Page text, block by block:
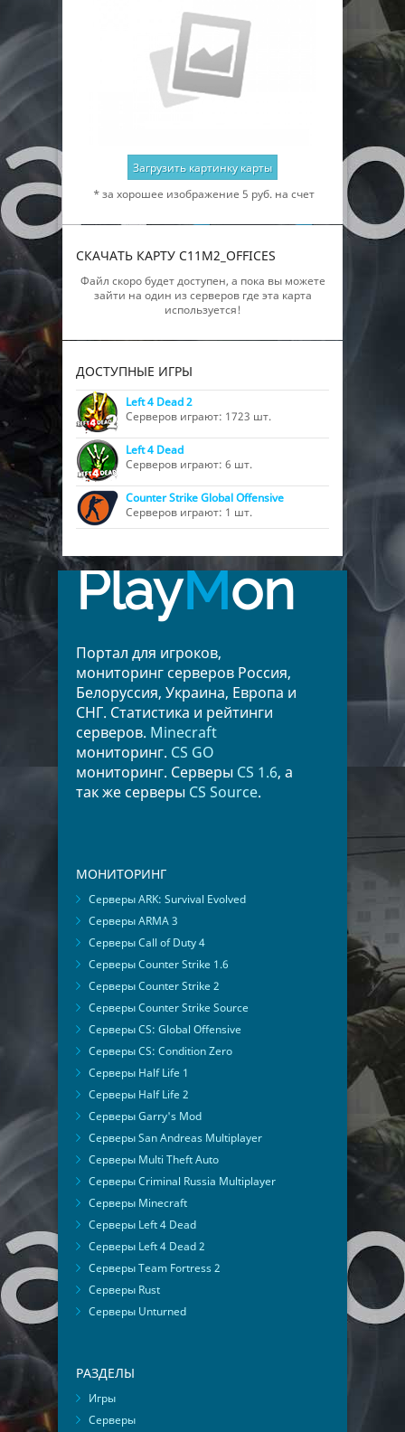
Загрузить картинку карты
* за хорошее изображение 5 руб. на счет
СКАЧАТЬ КАРТУ C11M2_OFFICES
Файл скоро будет доступен, а пока вы можете
зайти на один из серверов где эта карта
используется!
ДОСТУПНЫЕ ИГРЫ
Left 4 Dead 2
Серверов играют: 1723 шт.
Left 4 Dead
Серверов играют: 6 шт.
Counter Strike Global Offensive
Серверов играют: 1 шт.
PlayMon
Портал для игроков,
мониторинг серверов Россия,
Белоруссия, Украина, Европа и
СНГ. Статистика и рейтинги
серверов. Minecraft
мониторинг. CS GO
мониторинг. Серверы CS 1.6, а
так же серверы CS Source.
МОНИТОРИНГ
Серверы ARK: Survival Evolved
Серверы ARMA 3
Серверы Call of Duty 4
Серверы Counter Strike 1.6
Серверы Counter Strike 2
Серверы Counter Strike Source
Серверы CS: Global Offensive
Серверы CS: Condition Zero
Серверы Half Life 1
Серверы Half Life 2
Серверы Garry's Mod
Серверы San Andreas Multiplayer
Серверы Multi Theft Auto
Серверы Criminal Russia Multiplayer
Серверы Minecraft
Серверы Left 4 Dead
Серверы Left 4 Dead 2
Серверы Team Fortress 2
Серверы Rust
Серверы Unturned
РАЗДЕЛЫ
Игры
Серверы